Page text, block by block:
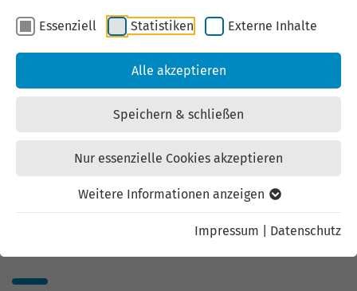
Essenziell Statistiken Externe Inhalte
Alle akzeptieren
Speichern & schließen
Nur essenzielle Cookies akzeptieren
Weitere Informationen anzeigen
Impressum Datenschutz
zusätzliche Informationen
anzubieten. Einige externe Inhalte
(z.B. Google Maps, Youtube)
können persönliche Daten (z.B. IP-
Mit der Bestätigung erklären Sie